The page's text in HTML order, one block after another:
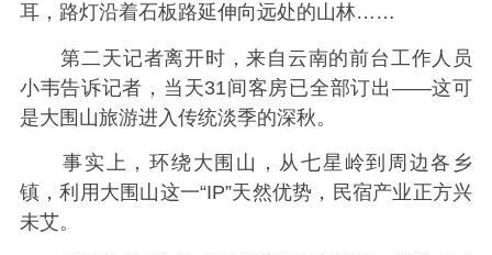
耳，路灯沿着石板路延伸向远处的山林……
第二天记者离开时，来自云南的前台工作人员
小韦告诉记者，当天31间客房已全部订出——这可
是大围山旅游进入传统淡季的深秋。
事实上，环绕大围山，从七星岭到周边各乡
镇，利用大围山这一“IP”天然优势，民宿产业正方兴
未艾。